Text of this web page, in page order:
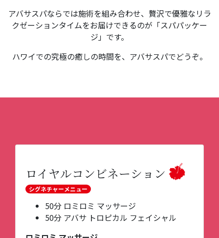
アバサスパならでは施術を組み合わせ、贅沢で優雅なリラ
クゼーションタイムをお届けできるのが「スパパッケー
ジ」です。
ハワイでの究極の癒しの時間を、アバサスパでどうぞ。
ロイヤルコンビネーション
シグネチャーメニュー
50分 ロミロミ マッサージ
50分 アバサ トロピカル フェイシャル